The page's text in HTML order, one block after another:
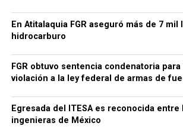
En Atitalaquia FGR aseguró más de 7 mil
hidrocarburo
FGR obtuvo sentencia condenatoria
violación a la ley federal de armas de
Egresada del ITESA es reconocida entre
ingenieras de México